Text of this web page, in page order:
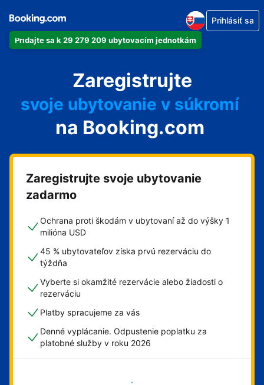
Pridajte sa k 29 279 209 ubytovacím jednotkám
Prihlásiť sa
Zaregistrujte
svoj hotel
svoje ubytovanie v súkromí
svoj penzión
svoje bed and breakfast
na Booking.com
Zaregistrujte svoje ubytovanie
zadarmo
Ochrana proti škodám v ubytovaní až do výšky 1
milióna USD
45 % ubytovateľov získa prvú rezerváciu do
týždňa
Vyberte si okamžité rezervácie alebo žiadosti o
rezerváciu
Platby spracujeme za vás
Denné vyplácanie. Odpustenie poplatku za
platobné služby v roku 2026